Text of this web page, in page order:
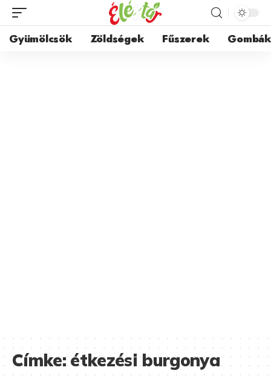
Gyümölcsök Zöldségek Fűszerek Gombák
Címke:étkezési burgonya